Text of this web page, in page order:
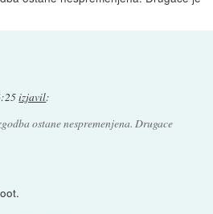
izjavil:
ostane nespremenjena. Drugace